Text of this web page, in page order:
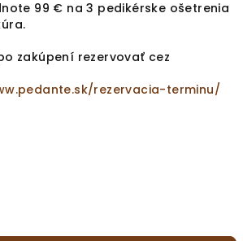
99 € na 3 pedikérske ošetrenia
zakúpení rezervovať cez
rezervacia-terminu/